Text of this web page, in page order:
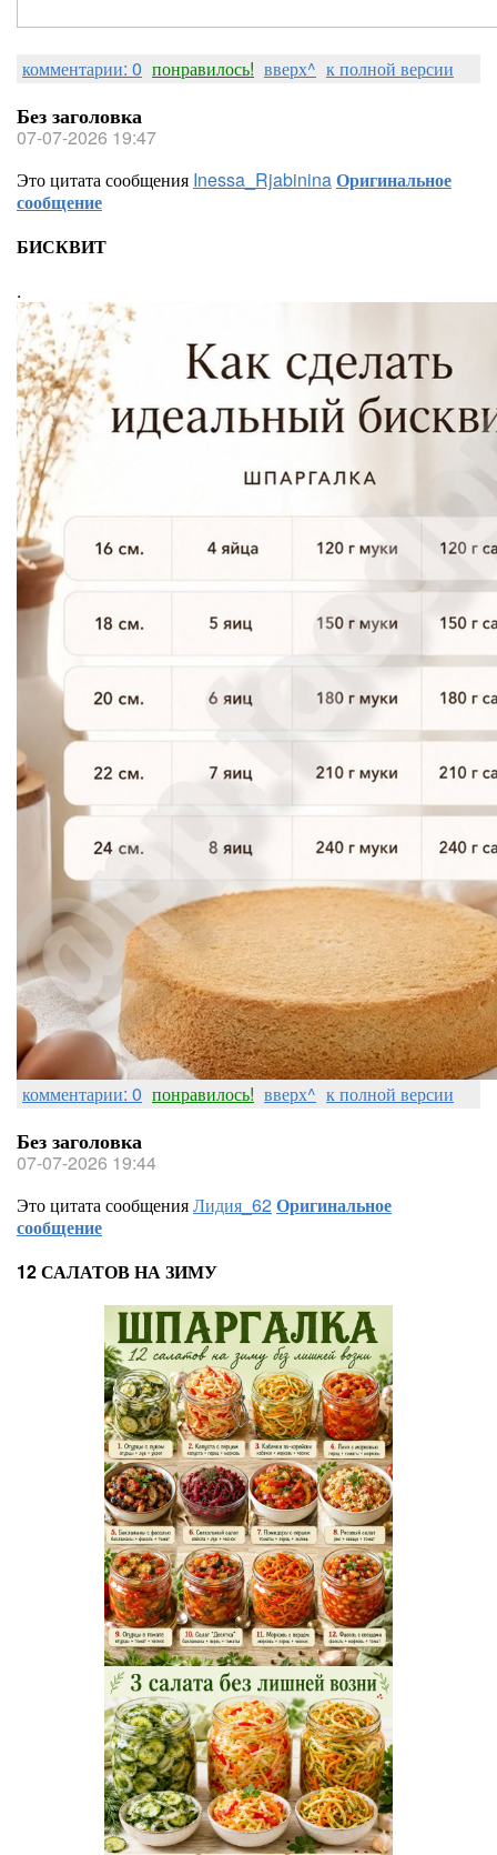
комментарии: 0 понравилось! вверх^ к полной версии
Без заголовка
07-07-2026 19:47
Это цитата сообщения Inessa_RjabininaОригинальное
сообщение
БИСКВИТ
.
комментарии: 0 понравилось! вверх^ к полной версии
Без заголовка
07-07-2026 19:44
Это цитата сообщенияЛидия_62Оригинальное
сообщение
12 САЛАТОВ НА ЗИМУ